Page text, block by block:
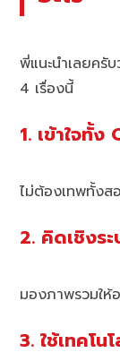
พี่แนะนำเลยครั
4 เรื่องนี้
1. เข้าใจทั้
ไม่ต้องเทพทั้งส
2. คิดเชิงร
มองภาพรวมให้
3. ใช้เทคโน